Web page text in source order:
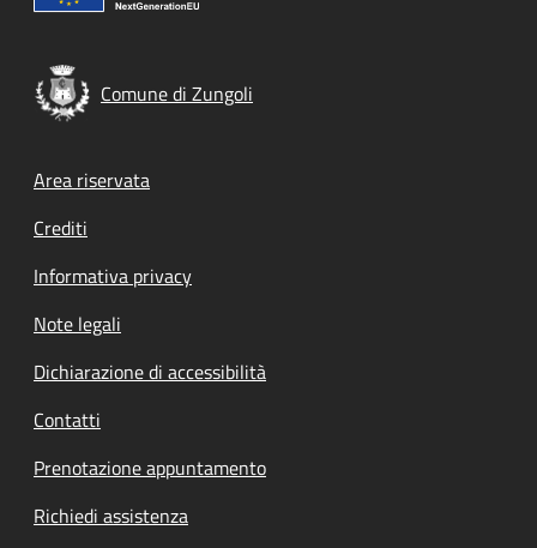
Comune di Zungoli
Footer menu
Area riservata
Crediti
Informativa privacy
Note legali
Dichiarazione di accessibilità
Contatti
Prenotazione appuntamento
Richiedi assistenza